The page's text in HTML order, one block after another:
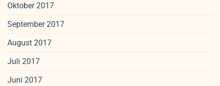
Oktober 2017
September 2017
August 2017
Juli 2017
Juni 2017